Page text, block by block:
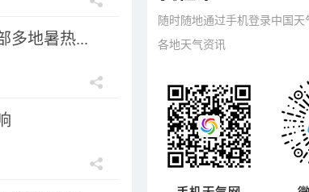
多地暑热...
随时随地通过手机登录中国天
各地天气资讯